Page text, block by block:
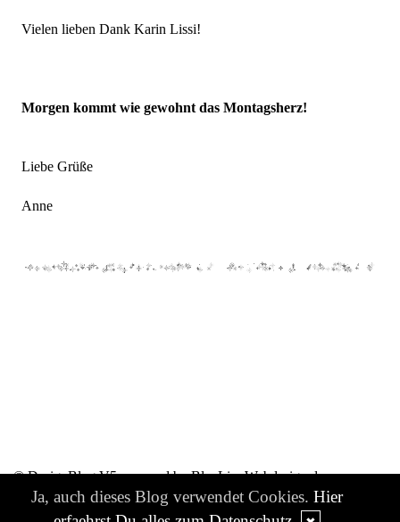
Vielen lieben Dank Karin Lissi!
Morgen kommt wie gewohnt das Montagsherz!
Liebe Grüße
Anne
© DesignBlog V5 powered by BlueLionWebdesign.de
Ja, auch dieses Blog verwendet Cookies. Hier